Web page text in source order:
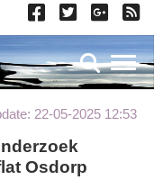
22-05-2025 12:53
Osdorp